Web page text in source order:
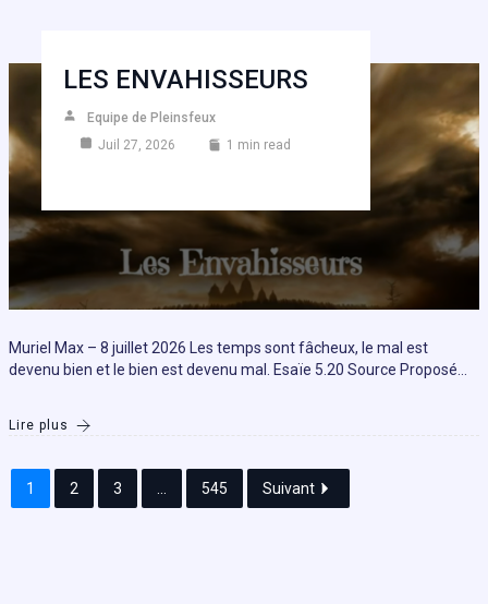
LES ENVAHISSEURS
Equipe de Pleinsfeux
Juil 27, 2026
1 min read
Muriel Max – 8 juillet 2026 Les temps sont fâcheux, le mal est
devenu bien et le bien est devenu mal. Esaïe 5.20 Source Proposé…
Lire plus
1 2 3 545 Suivant